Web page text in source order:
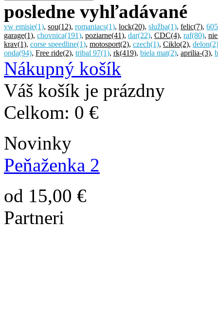
posledne vyhľadávané
vw emisie(1), sou(12), romaniacs(1), lock(20), služba(1), felic(7), 605
garage(1), chovnica(191), poziarne(41), dar(22), CDC(4), raf(80),
krav(1), corse speedline(1), motosport(2), czech(1), Ciklo(2), delon(2)
onda(94), Free ride(2), tribal 97(1), rk(419), biela mat(2), aprilia-(3),
Nákupný košík
Váš košík je prázdny
Celkom: 0 €
Novinky
Peňaženka 2
od 15,00 €
Partneri